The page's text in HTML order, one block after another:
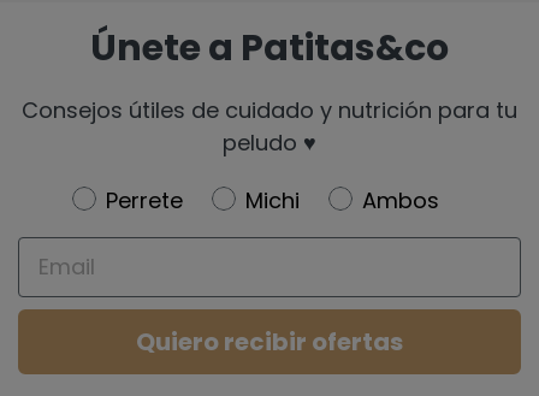
Únete a Patitas&co
Consejos útiles de cuidado y nutrición para tu
peludo ♥️
Newsletter
Perrete Michi
Ambos
Email
Quiero recibir ofertas